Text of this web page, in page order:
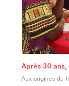
Après 30
Aux origines du